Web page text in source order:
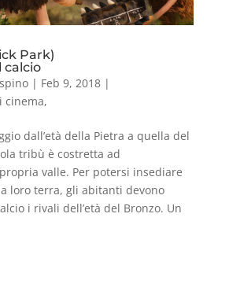
Park)
calcio
| Feb 9, 2018|
cinema,
dall’età della Pietra a quella del
tribù è costretta ad
valle. Per potersi insediare
loro terra, gli abitanti devono
i rivali dell’età del Bronzo. Un